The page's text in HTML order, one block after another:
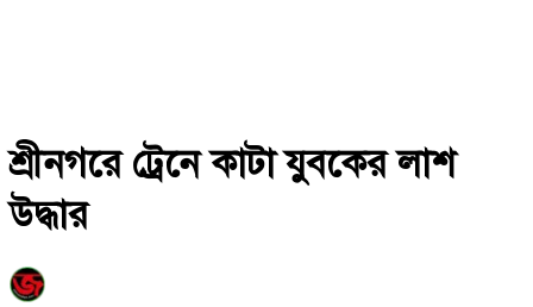
শ্রীনগরে ট্রেনে কাটা যুবকের লাশ
উদ্ধার